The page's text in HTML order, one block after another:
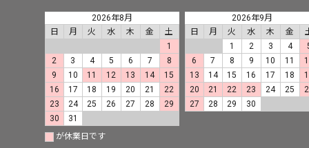
2026年8月
日
月 火 水 木 金
土
1
2
3 4 5 6 7
8
9
10 11 12 13 14
15
16
17 18 19 20 21
22
23
24 25 26 27 28
29
30
31
2026年9月
日
月 火 水 木 金
1
2 3 4
6
7 8 9 10 11
13
14 15 16 17 18
20
21 22 23 24 25
27
28 29 30
が休業日です